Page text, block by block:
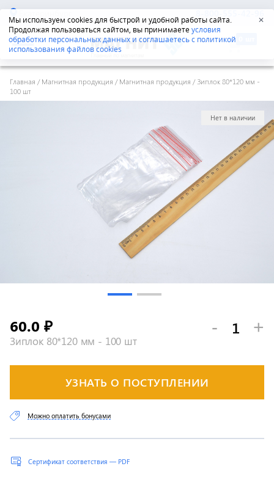
Мы используем cookies для быстрой и удобной работы сайта.
Продолжая пользоваться сайтом, вы принимаетеусловия
обработки персональных данных и соглашаетесь с политикой
использования файлов cookies
✕
Екатеринбург 8-800-555-42-96
Главная /Магнитная продукция /Магнитная продукция /Зиплок 80*120 мм -
100 шт
Нет в наличии
Зиплок 80*120 мм - 100 шт
60.0 ₽ - +
УЗНАТЬ О ПОСТУПЛЕНИИ
Сертификат соответствия — PDF
Можно оплатить бонусами